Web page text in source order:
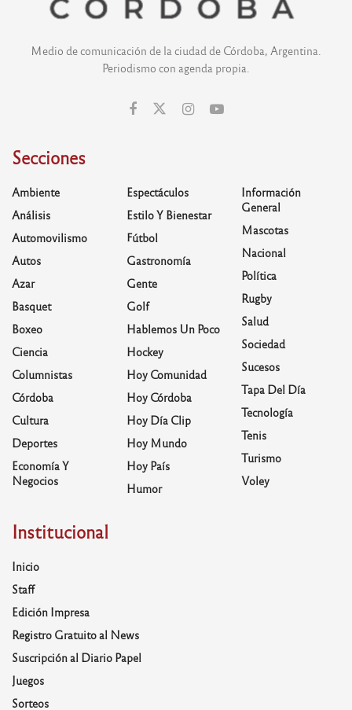
Medio de comunicación de la ciudad de Córdoba, Argentina.
Periodismo con agenda propia.
Secciones
Ambiente
Análisis
Automovilismo
Autos
Azar
Basquet
Boxeo
Ciencia
Columnistas
Córdoba
Cultura
Deportes
Economía Y
Negocios
Espectáculos
Estilo Y Bienestar
Fútbol
Gastronomía
Gente
Golf
Hablemos Un Poco
Hockey
Hoy Comunidad
Hoy Córdoba
Hoy Día Clip
Hoy Mundo
Hoy País
Humor
Información
General
Mascotas
Nacional
Política
Rugby
Salud
Sociedad
Sucesos
Tapa Del Día
Tecnología
Tenis
Turismo
Voley
Institucional
Inicio
Staff
Edición Impresa
Registro Gratuito al News
Suscripción al Diario Papel
Juegos
Sorteos